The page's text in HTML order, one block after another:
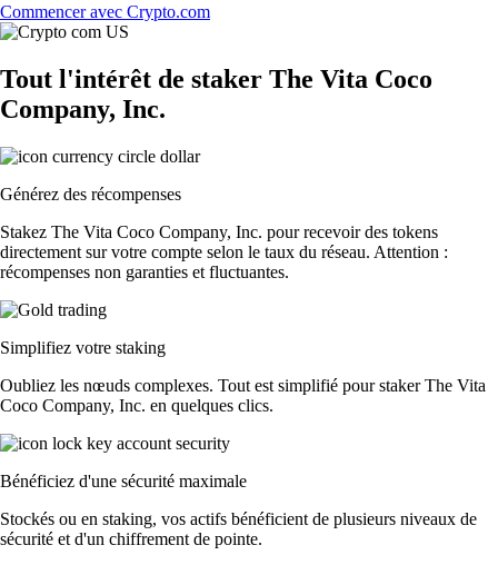
Commencer avec Crypto.com
Tout l'intérêt de staker The Vita Coco
Company, Inc.
Générez des récompenses
Stakez The Vita Coco Company, Inc. pour recevoir des tokens
directement sur votre compte selon le taux du réseau. Attention :
récompenses non garanties et fluctuantes.
Simplifiez votre staking
Oubliez les nœuds complexes. Tout est simplifié pour staker The Vita
Coco Company, Inc. en quelques clics.
Bénéficiez d'une sécurité maximale
Stockés ou en staking, vos actifs bénéficient de plusieurs niveaux de
sécurité et d'un chiffrement de pointe.